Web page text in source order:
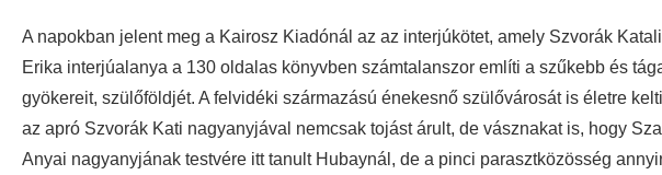
A napokban jelent meg a Kairosz Kiadónál az az interjúkötet, amely Szvorák
Erika interjúalanya a 130 oldalas könyvben számtalanszor említi a szűkebb és
gyökereit, szülőföldjét. A felvidéki származású énekesnő szülővárosát is életre
az apró Szvorák Kati nagyanyjával nemcsak tojást árult, de vásznakat is, hogy
Anyai nagyanyjának testvére itt tanult Hubaynál, de a pinci parasztközösség